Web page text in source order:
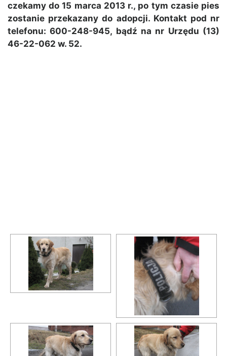
czekamy do 15 marca 2013 r., po tym czasie pies
zostanie przekazany do adopcji. Kontakt pod nr
telefonu: 600-248-945, bądź na nr Urzędu (13)
46-22-062 w. 52.